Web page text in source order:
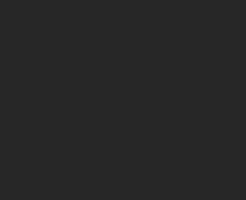
– buduj jednym kliknięciem